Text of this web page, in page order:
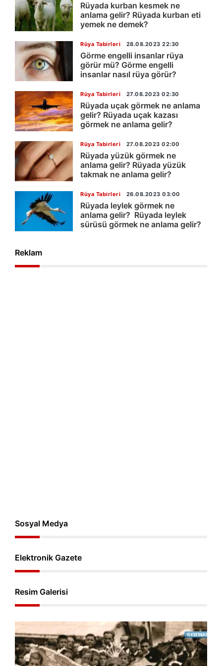
Rüyada kurban kesmek ne
anlama gelir? Rüyada kurban eti
yemek ne demek?
Rüya Tabirleri 28.08.2023 22:30
Görme engelli insanlar rüya
görür mü? Görme engelli
insanlar nasıl rüya görür?
Rüya Tabirleri 27.08.2023 02:30
Rüyada uçak görmek ne anlama
gelir? Rüyada uçak kazası
görmek ne anlama gelir?
Rüya Tabirleri 27.08.2023 02:00
Rüyada yüzük görmek ne
anlama gelir? Rüyada yüzük
takmak ne anlama gelir?
Rüya Tabirleri 26.08.2023 03:00
Rüyada leylek görmek ne
anlama gelir? Rüyada leylek
sürüsü görmek ne anlama gelir?
Reklam
Sosyal Medya
Elektronik Gazete
Resim Galerisi